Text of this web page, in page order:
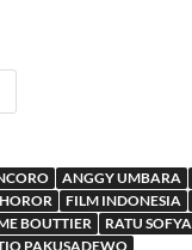
ANGGY UMBARA
FILM INDONESIA
BOUTTIER
RATU SOFYA
PAKUSADEWO